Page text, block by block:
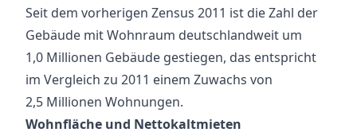
Seit dem vorherigen Zensus 2011 ist die Zahl der
Gebäude mit Wohnraum deutschlandweit um
1,0 Millionen Gebäude gestiegen, das entspricht
im Vergleich zu 2011 einem Zuwachs von
2,5 Millionen Wohnungen.
Wohnfläche und Nettokaltmieten